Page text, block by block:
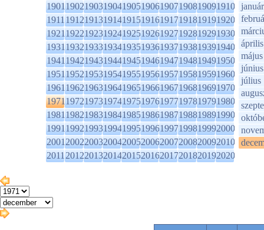
1901190219031904190519061907190819091910
1911191219131914191519161917191819191920
1921192219231924192519261927192819291930
1931193219331934193519361937193819391940
1941194219431944194519461947194819491950
1951195219531954195519561957195819591960
1961196219631964196519661967196819691970
1971197219731974197519761977197819791980
1981198219831984198519861987198819891990
1991199219931994199519961997199819992000
2001200220032004200520062007200820092010
2011201220132014201520162017201820192020
január
április
május
június
július